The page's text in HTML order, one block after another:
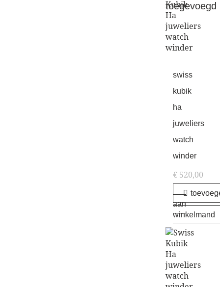
toegevoegd
swiss
kubik
ha
juweliers
watch
winder
€520,00
aan
winkelmand